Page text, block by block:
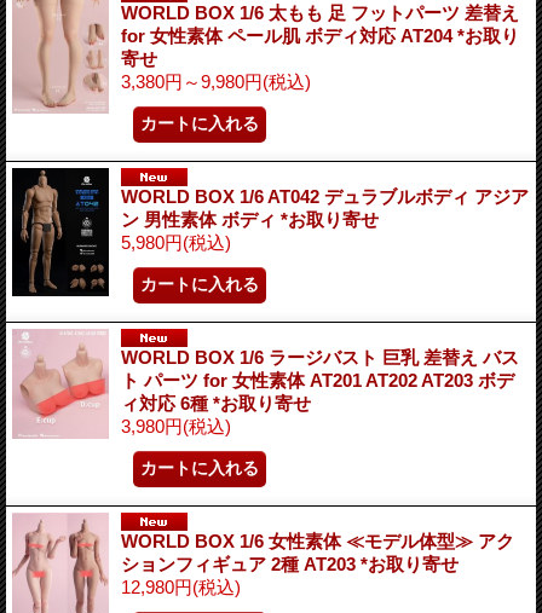
WORLD BOX 1/6 太もも 足 フットパーツ 差替え
for 女性素体 ペール肌 ボディ対応 AT204 *お取り
寄せ
3,380円～9,980円(税込)
WORLD BOX 1/6 AT042 デュラブルボディ アジア
ン 男性素体 ボディ *お取り寄せ
5,980円(税込)
WORLD BOX 1/6 ラージバスト 巨乳 差替え バス
ト パーツ for 女性素体 AT201 AT202 AT203 ボデ
ィ対応 6種 *お取り寄せ
3,980円(税込)
WORLD BOX 1/6 女性素体 ≪モデル体型≫ アク
ションフィギュア 2種 AT203 *お取り寄せ
12,980円(税込)